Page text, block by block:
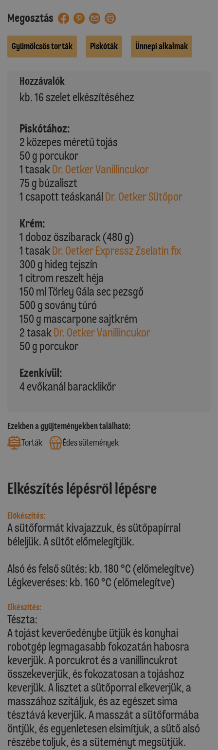
Megosztás
Gyümölcsös torták Piskóták Ünnepi alkalmak
Hozzávalók
kb. 16 szelet elkészítéséhez
Piskótához:
2 közepes méretű tojás
50 g porcukor
1 tasak Dr. Oetker Vanillincukor
75 g búzaliszt
1 csapott teáskanálDr. Oetker Sütőpor
Krém:
1 doboz őszibarack (480 g)
1 tasak Dr. Oetker Expressz Zselatin fix
300 g hideg tejszín
1 citrom reszelt héja
150 ml Törley Gála sec pezsgő
500 g sovány túró
150 g mascarpone sajtkrém
2 tasak Dr. Oetker Vanillincukor
50 g porcukor
Ezenkívül:
4 evőkanál baracklikőr
Ezekben a gyűjteményekben található:
Torták
Édes sütemények
Elkészítés lépésről lépésre
Előkészítés:
A sütőformát kivajazzuk, és sütőpapírral
béleljük. A sütőt előmelegítjük.
Alsó és felső sütés: kb. 180 °C (előmelegítve)
Légkeveréses: kb. 160 °C (előmelegítve)
Elkészítés:
Tészta:
A tojást keverőedénybe ütjük és konyhai
robotgép legmagasabb fokozatán habosra
keverjük. A porcukrot és a vanillincukrot
összekeverjük, és fokozatosan a tojáshoz
keverjük. A lisztet a sütőporral elkeverjük, a
masszához szitáljuk, és az egészet sima
tésztává keverjük. A masszát a sütőformába
öntjük, és egyenletesen elsimítjuk, a sütő alsó
részébe toljuk, és a süteményt megsütjük.